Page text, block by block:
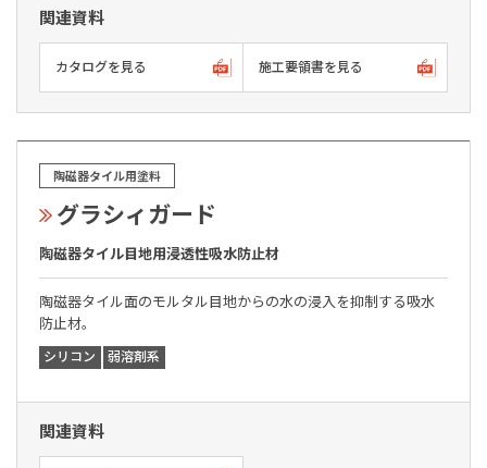
関連資料
カタログを見る 施工要領書を見る
陶磁器タイル用塗料
グラシィガード
陶磁器タイル目地用浸透性吸水防止材
陶磁器タイル面のモルタル目地からの水の浸入を抑制する吸水
防止材。
シリコン 弱溶剤系
関連資料